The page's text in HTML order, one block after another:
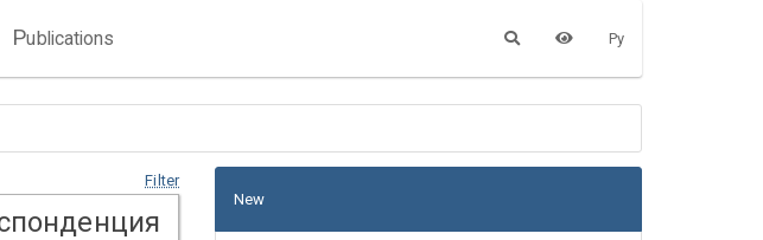
Publications Ру
Filter
New